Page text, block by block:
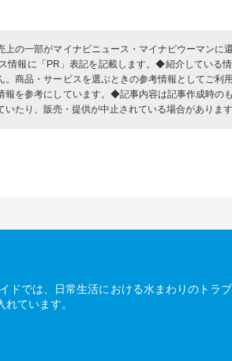
の一部がマイナビニュース・マイナビウーマンに
情報に「PR」表記を記載します。◆紹介している
。商品・サービスを選ぶときの参考情報としてご利
を参考にしています。◆記事内容は記事作成時の
たり、販売・提供が中止されている場合があります
ドでは、日常生活における水まわりのトラ
ています。